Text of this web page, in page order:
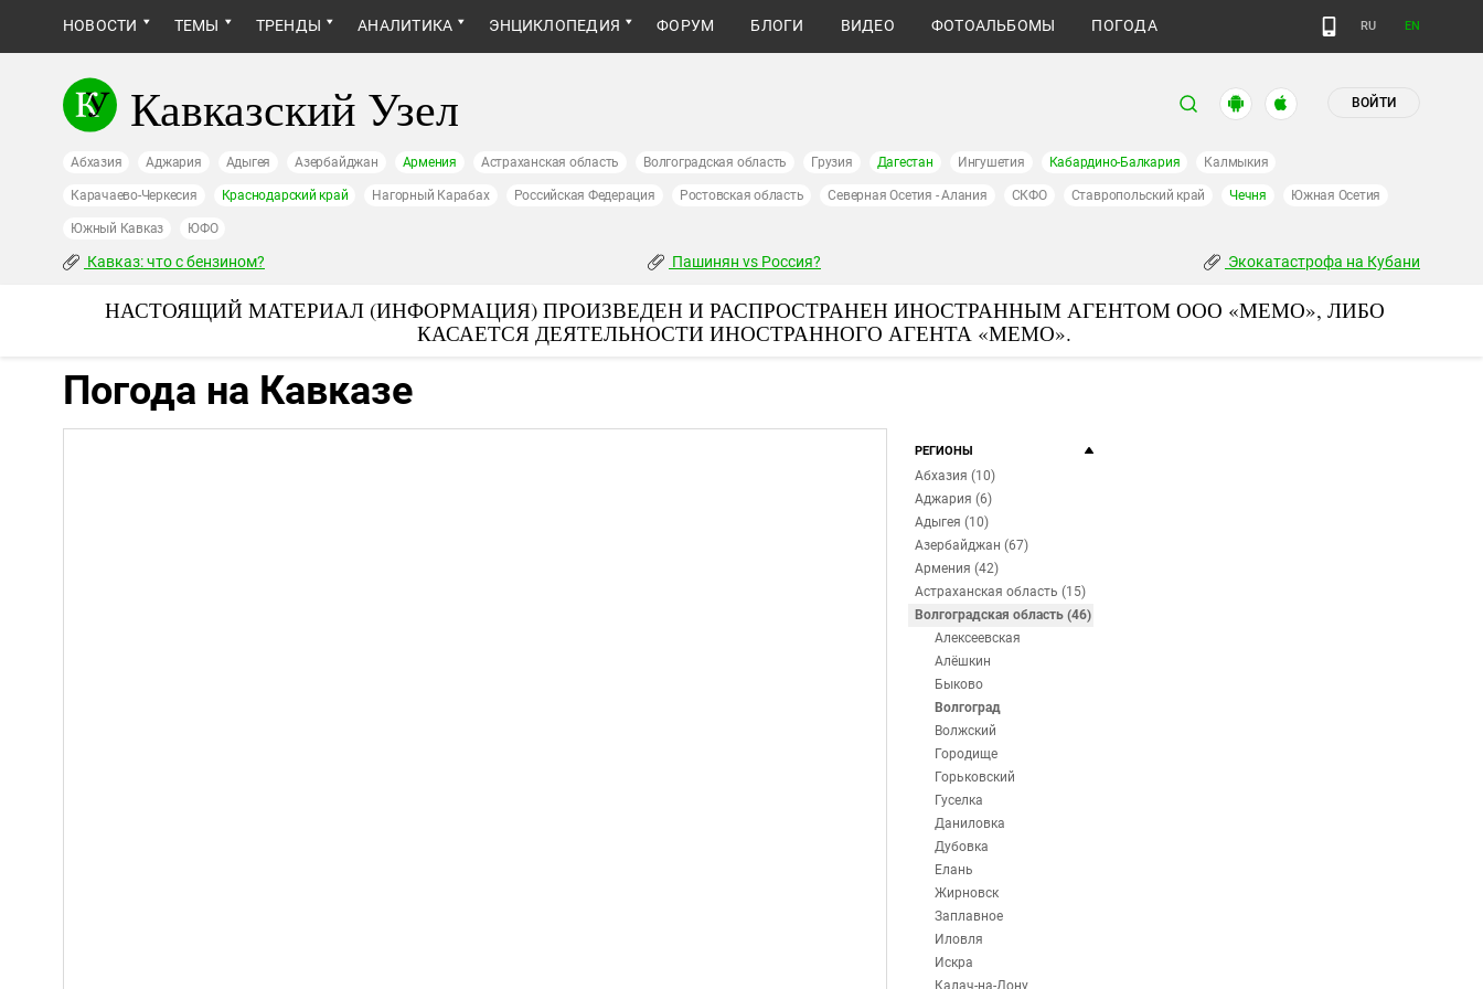
НОВОСТИ ТЕМЫ ТРЕНДЫ АНАЛИТИКА ЭНЦИКЛОПЕДИЯ ФОРУМ БЛОГИ ВИДЕО ФОТОАЛЬБОМЫ ПОГОДА RU EN
Кавказский Узел ВОЙТИ
Абхазия Аджария Адыгея Азербайджан Армения Астраханская область Волгоградская область Грузия Дагестан Ингушетия Кабардино-Балкария Калмыкия
Карачаево-Черкесия Краснодарский край Нагорный Карабах Российская Федерация Ростовская область Северная Осетия - Алания СКФО Ставропольский край Чечня Южная Осетия
Южный Кавказ ЮФО
Кавказ: что с бензином? Пашинян vs Россия? Экокатастрофа на Кубани
НАСТОЯЩИЙ МАТЕРИАЛ (ИНФОРМАЦИЯ) ПРОИЗВЕДЕН И РАСПРОСТРАНЕН ИНОСТРАННЫМ АГЕНТОМ ООО «МЕМО», ЛИБО
КАСАЕТСЯ ДЕЯТЕЛЬНОСТИ ИНОСТРАННОГО АГЕНТА «МЕМО».
Погода на Кавказе
РЕГИОНЫ
Абхазия (10)
Аджария (6)
Адыгея (10)
Азербайджан (67)
Армения (42)
Астраханская область (15)
Волгоградская область (46)
Алексеевская
Алёшкин
Быково
Волгоград
Волжский
Городище
Горьковский
Гуселка
Даниловка
Дубовка
Елань
Жирновск
Заплавное
Иловля
Искра
Калач-на-Дону